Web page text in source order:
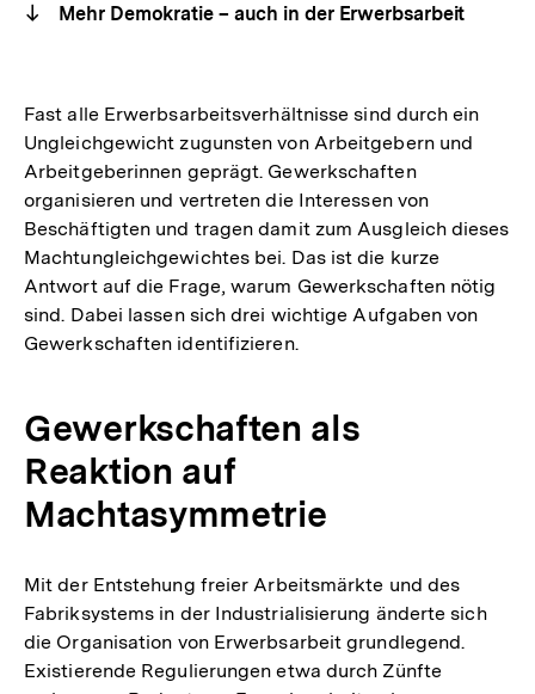
Mehr Demokratie – auch in der Erwerbsarbeit
Fast alle Erwerbsarbeitsverhältnisse sind durch ein
Ungleichgewicht zugunsten von Arbeitgebern und
Arbeitgeberinnen geprägt. Gewerkschaften
organisieren und vertreten die Interessen von
Beschäftigten und tragen damit zum Ausgleich dieses
Machtungleichgewichtes bei. Das ist die kurze
Antwort auf die Frage, warum Gewerkschaften nötig
sind. Dabei lassen sich drei wichtige Aufgaben von
Gewerkschaften identifizieren.
Gewerkschaften als
Reaktion auf
Machtasymmetrie
Mit der Entstehung freier Arbeitsmärkte und des
Fabriksystems in der Industrialisierung änderte sich
die Organisation von Erwerbsarbeit grundlegend.
Existierende Regulierungen etwa durch Zünfte